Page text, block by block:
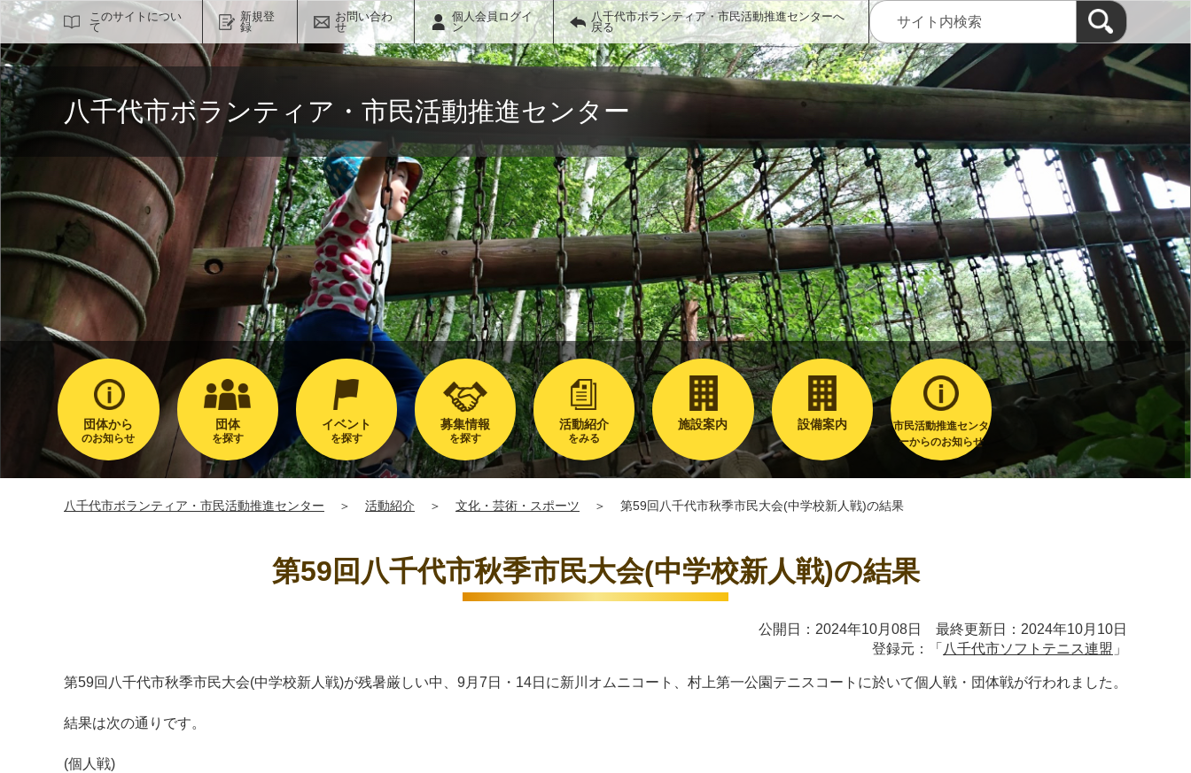
このサイトについ
て
新規登
録
お問い合わ
せ
個人会員ログイ
ン
八千代市ボランティア・市民活動推進センターへ
戻る
サイト内検索
八千代市ボランティア・市民活動推進センター
団体から
のお知らせ
団体
を探す
イベント
を探す
募集情報
を探す
活動紹介
をみる
施設案内 設備案内
市民活動推進センタ
ーからのお知らせ
八千代市ボランティア・市民活動推進センター ＞ 活動紹介 ＞ 文化・芸術・スポーツ ＞ 第59回八千代市秋季市民大会(中学校新人戦)の結果
第59回八千代市秋季市民大会(中学校新人戦)の結果
公開日：2024年10月08日 最終更新日：2024年10月10日
登録元：「 八千代市ソフトテニス連盟 」
第59回八千代市秋季市民大会(中学校新人戦)が残暑厳しい中、9月7日・14日に新川オムニコート、村上第一公園テニスコートに於いて個人戦・団体戦が行われました。
結果は次の通りです。
(個人戦)